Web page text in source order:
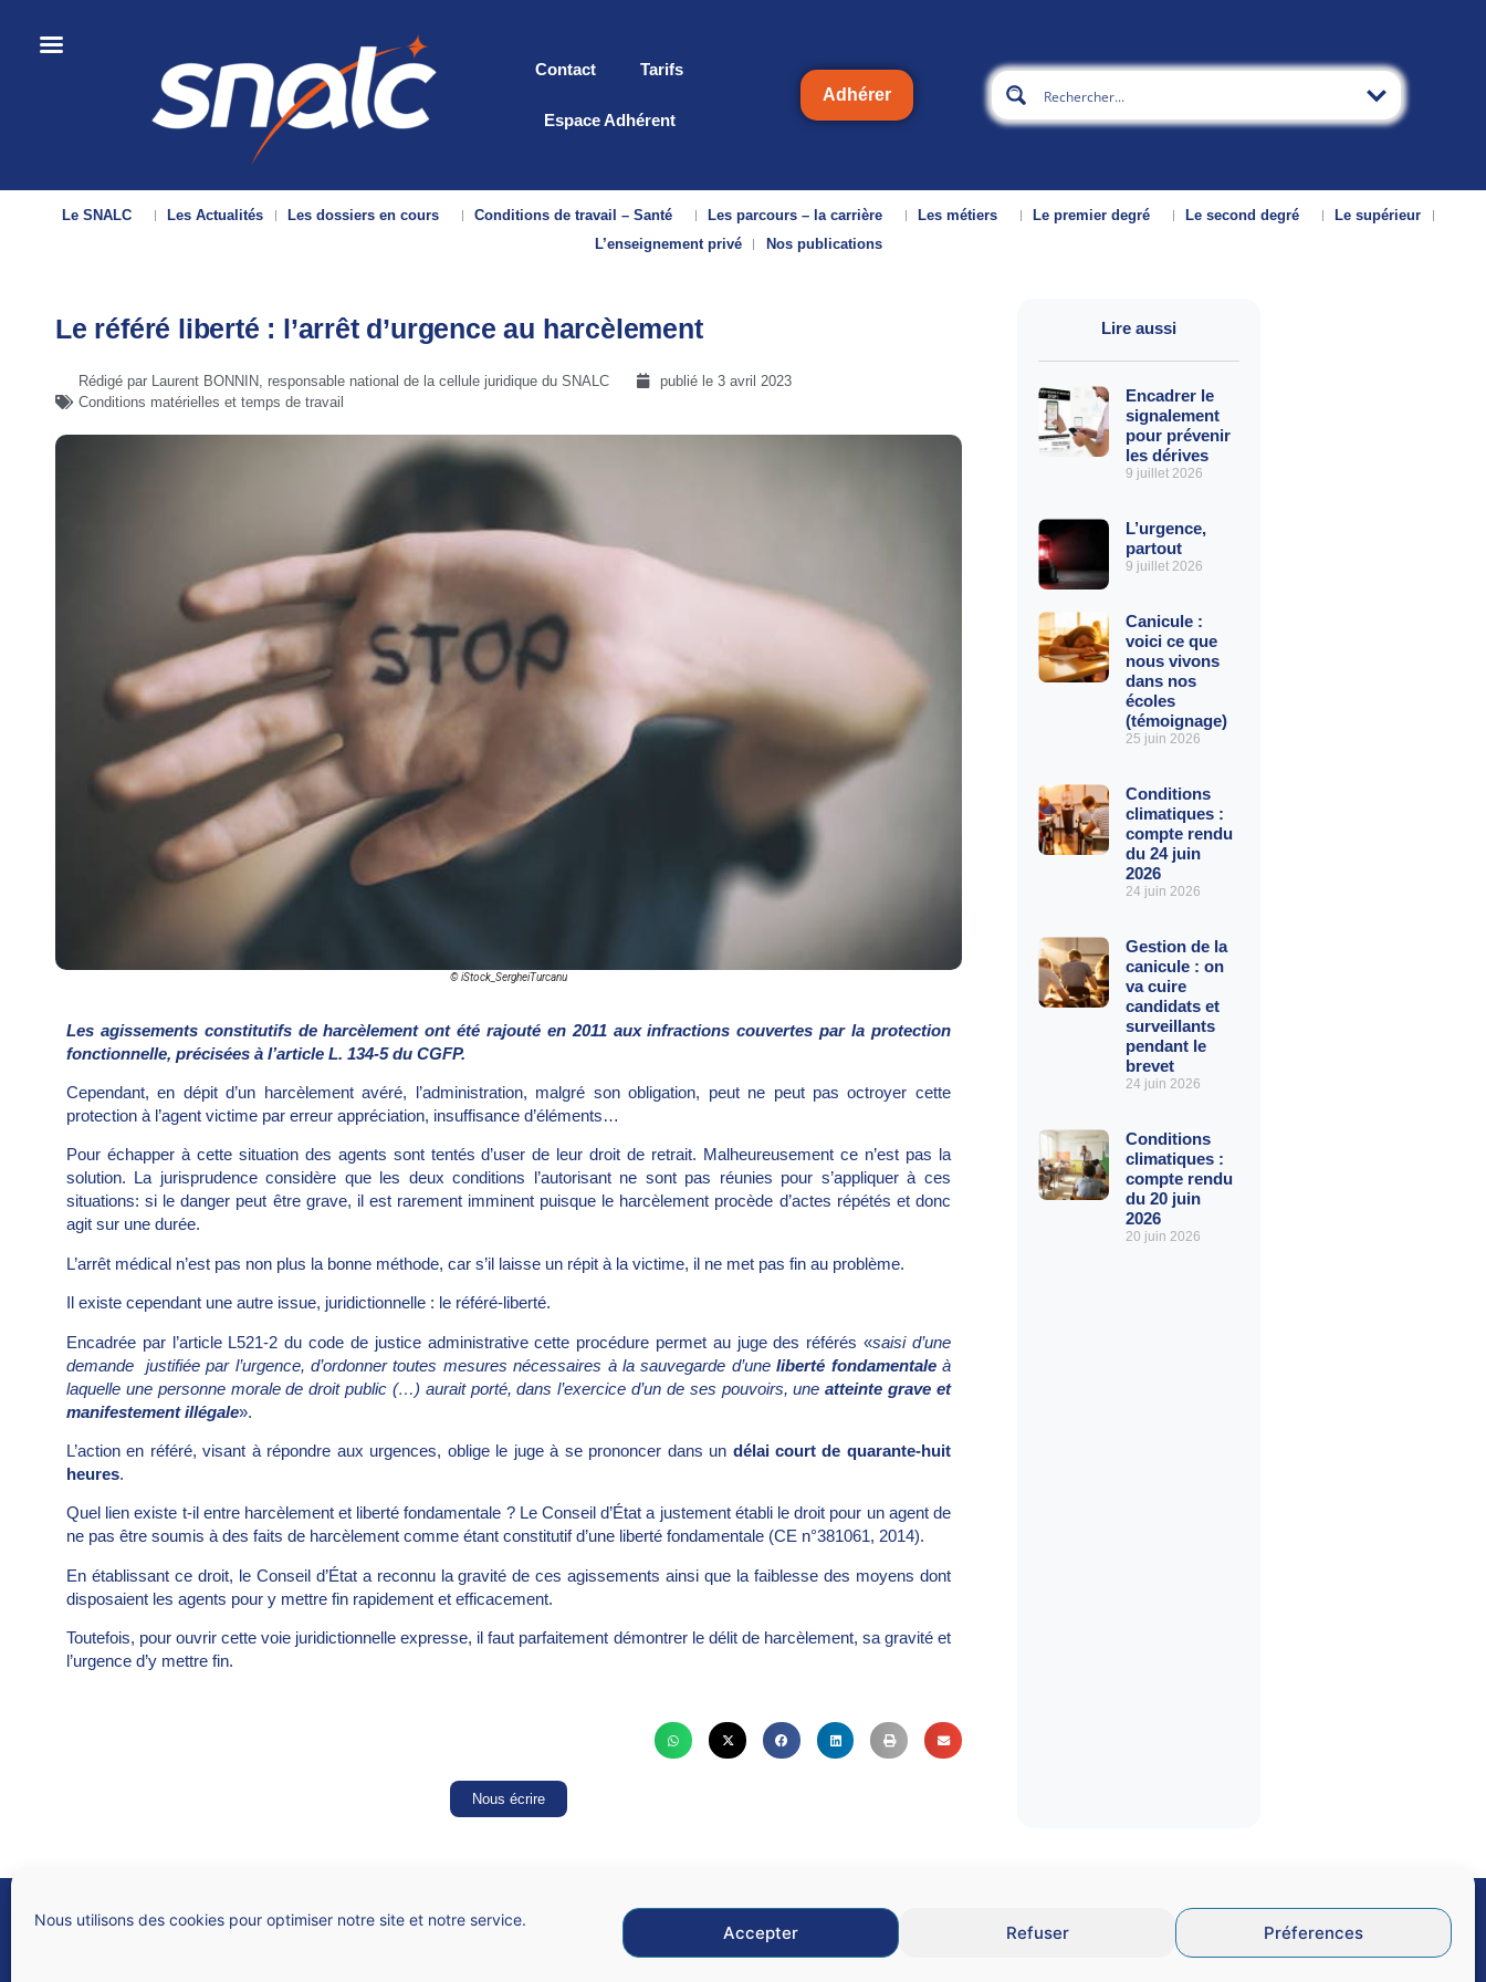
Nous utilisons des cookies pour optimiser notre site et notre service.
Accepter Refuser Préferences
Contact Tarifs
Espace Adhérent
Adhérer
Le SNALC Les Actualités Les dossiers en cours Conditions de travail – Santé Les parcours – la carrière Les métiers Le premier degré Le second degré
Le supérieur
L’enseignement privé
Nos publications
Le référé liberté : l’arrêt d’urgence au harcèlement
Rédigé par Laurent BONNIN, responsable national de la cellule juridique du SNALC publié le 3 avril 2023
Conditions matérielles et temps de travail
© iStock_SergheiTurcanu
Les agissements constitutifs de harcèlement ont été rajouté en 2011 aux infractions couvertes par la protection
fonctionnelle, précisées à l’article L. 134-5 du CGFP.
Cependant, en dépit d’un harcèlement avéré, l’administration, malgré son obligation, peut ne peut pas octroyer cette
protection à l’agent victime par erreur appréciation, insuffisance d’éléments…
Pour échapper à cette situation des agents sont tentés d’user de leur droit de retrait. Malheureusement ce n’est pas la
solution. La jurisprudence considère que les deux conditions l’autorisant ne sont pas réunies pour s’appliquer à ces
situations: si le danger peut être grave, il est rarement imminent puisque le harcèlement procède d’actes répétés et donc
agit sur une durée.
L’arrêt médical n’est pas non plus la bonne méthode, car s’il laisse un répit à la victime, il ne met pas fin au problème.
Il existe cependant une autre issue, juridictionnelle : le référé-liberté.
Encadrée par l’article L521-2 du code de justice administrative cette procédure permet au juge des référés «saisi d’une
demande justifiée par l’urgence, d’ordonner toutes mesures nécessaires à la sauvegarde d’uneliberté fondamentaleà
laquelle une personne morale de droit public (…) aurait porté, dans l’exercice d’un de ses pouvoirs, uneatteinte grave et
manifestement illégale».
L’action en référé, visant à répondre aux urgences, oblige le juge à se prononcer dans un délai court de quarante-huit
heures.
Quel lien existe t-il entre harcèlement et liberté fondamentale ? Le Conseil d’État a justement établi le droit pour un agent de
ne pas être soumis à des faits de harcèlement comme étant constitutif d’une liberté fondamentale (CE n°381061, 2014).
En établissant ce droit, le Conseil d’État a reconnu la gravité de ces agissements ainsi que la faiblesse des moyens dont
disposaient les agents pour y mettre fin rapidement et efficacement.
Toutefois, pour ouvrir cette voie juridictionnelle expresse, il faut parfaitement démontrer le délit de harcèlement, sa gravité et
l’urgence d’y mettre fin.
Nous écrire
Lire aussi
Encadrer le
signalement
pour prévenir
les dérives
9 juillet 2026
L’urgence,
partout
9 juillet 2026
Canicule :
voici ce que
nous vivons
dans nos
écoles
(témoignage)
25 juin 2026
Conditions
climatiques :
compte rendu
du 24 juin
2026
24 juin 2026
Gestion de la
canicule : on
va cuire
candidats et
surveillants
pendant le
brevet
24 juin 2026
Conditions
climatiques :
compte rendu
du 20 juin
2026
20 juin 2026
Syndicat national des lycées, collèges, écoles et du supérieur
4 rue de Trévise – 75009 PARIS